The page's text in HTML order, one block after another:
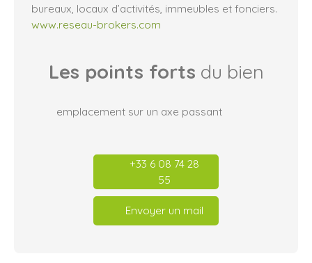
bureaux, locaux d’activités, immeubles et fonciers.
www.reseau-brokers.com
Les points forts du bien
emplacement sur un axe passant
+33 6 08 74 28
55
Envoyer un mail